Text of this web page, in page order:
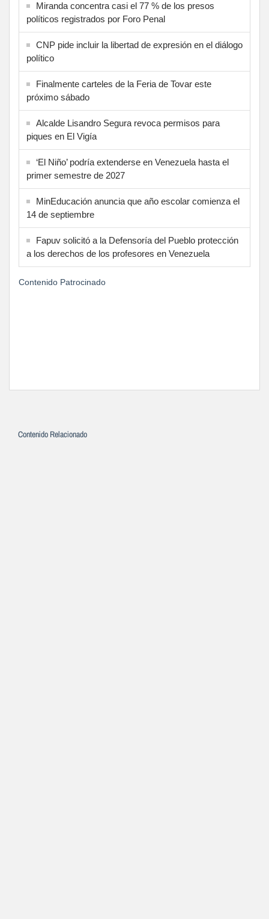
Miranda concentra casi el 77 % de los presos
políticos registrados por Foro Penal
CNP pide incluir la libertad de expresión en el diálogo
político
Finalmente carteles de la Feria de Tovar este
próximo sábado
Alcalde Lisandro Segura revoca permisos para
piques en El Vigía
‘El Niño’ podría extenderse en Venezuela hasta el
primer semestre de 2027
MinEducación anuncia que año escolar comienza el
14 de septiembre
Fapuv solicitó a la Defensoría del Pueblo protección
a los derechos de los profesores en Venezuela
Contenido Patrocinado
Contenido Relacionado